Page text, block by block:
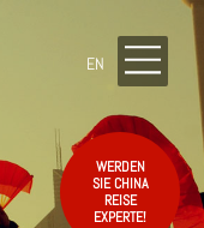
WERDEN
SIE CHINA
REISE
EXPERTE!
EN